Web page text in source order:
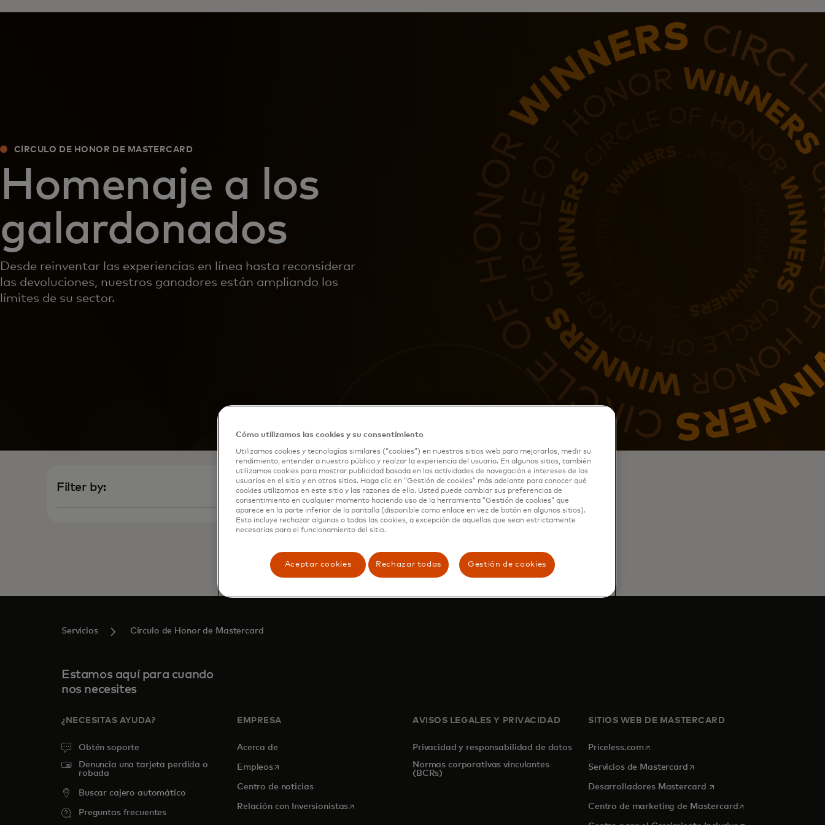
CÍRCULO DE HONOR DE MASTERCARD
Homenaje a los
galardonados
Desde reinventar las experiencias en línea hasta reconsiderar
las devoluciones, nuestros ganadores están ampliando los
límites de su sector.
Filter by:
Servicios Círculo de Honor de Mastercard
Estamos aquí para cuando
nos necesites
¿NECESITAS AYUDA?
Obtén soporte
Denuncia una tarjeta perdida o
robada
Buscar cajero automático
Preguntas frecuentes
EMPRESA
Acerca de
Empleosse abre en una pestaña nueva
Centro de noticias
Relación con Inversionistasse abre en una pestaña nueva
AVISOS LEGALES Y PRIVACIDAD
Privacidad y responsabilidad de datos
Normas corporativas vinculantes
(BCRs)
SITIOS WEB DE MASTERCARD
Priceless.com se abre en una pestaña nueva
Servicios de Mastercardse abre en una pestaña nueva
Desarrolladores Mastercard se abre en una pestaña
Centro de marketing de Mastercardse abre en una
Cómo utilizamos las cookies y su consentimiento
Utilizamos cookies y tecnologías similares (“cookies”) en nuestros sitios web para mejorarlos, medir su
rendimiento, entender a nuestro público y realzar la experiencia del usuario. En algunos sitios, también
utilizamos cookies para mostrar publicidad basada en las actividades de navegación e intereses de los
usuarios en el sitio y en otros sitios. Haga clic en “Gestión de cookies” más adelante para conocer qué
cookies utilizamos en este sitio y las razones de ello. Usted puede cambiar sus preferencias de
consentimiento en cualquier momento haciendo uso de la herramienta “Gestión de cookies” que
aparece en la parte inferior de la pantalla (disponible como enlace en vez de botón en algunos sitios).
Esto incluye rechazar algunas o todas las cookies, a excepción de aquellas que sean estrictamente
necesarias para el funcionamiento del sitio.
Aceptar cookies Rechazar todas Gestión de cookies